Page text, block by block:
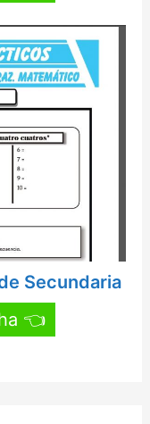
Secundaria
👈